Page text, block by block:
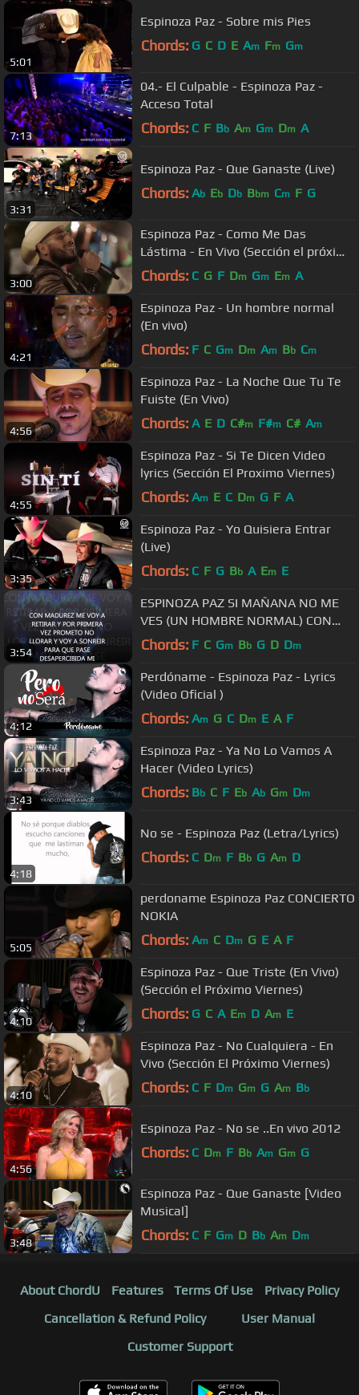
5:01
Espinoza Paz - Sobre mis Pies
Chords: G C D E Am Fm Gm
7:13
04.- El Culpable - Espinoza Paz -
Acceso Total
Chords: C F Bb Am Gm Dm A
3:31
Espinoza Paz - Que Ganaste (Live)
Chords: Ab Eb Db Bbm Cm F G
3:00
Espinoza Paz - Como Me Das
Lástima - En Vivo (Sección el próximo
viernes)
Chords: C G F Dm Gm Em A
4:21
Espinoza Paz - Un hombre normal
(En vivo)
Chords: F C Gm Dm Am Bb Cm
4:56
Espinoza Paz - La Noche Que Tu Te
Fuiste (En Vivo)
Chords: A E D C#m F#m C# Am
4:55
Espinoza Paz - Si Te Dicen Video
lyrics (Sección El Proximo Viernes)
Chords: Am E C Dm G F A
3:35
Espinoza Paz - Yo Quisiera Entrar
(Live)
Chords: C F G Bb A Em E
3:54
ESPINOZA PAZ SI MAÑANA NO ME
VES (UN HOMBRE NORMAL) CON
LETRA
Chords: F C Gm Bb G D Dm
4:12
Perdóname - Espinoza Paz - Lyrics
(Video Oficial )
Chords: Am G C Dm E A F
3:43
Espinoza Paz - Ya No Lo Vamos A
Hacer (Video Lyrics)
Chords: Bb C F Eb Ab Gm Dm
4:18
No se - Espinoza Paz (Letra/Lyrics)
Chords: C Dm F Bb G Am D
5:05
perdoname Espinoza Paz CONCIERTO
NOKIA
Chords: Am C Dm G E A F
4:10
Espinoza Paz - Que Triste (En Vivo)
(Sección el Próximo Viernes)
Chords: G C A Em D Am E
4:10
Espinoza Paz - No Cualquiera - En
Vivo (Sección El Próximo Viernes)
Chords: C F Dm Gm G Am Bb
4:56
Espinoza Paz - No se ..En vivo 2012
Chords: C Dm F Bb Am Gm G
3:48
Espinoza Paz - Que Ganaste [Video
Musical]
Chords: C F Gm D Bb Am Dm
About ChordU Features Terms Of Use
Privacy Policy
Cancellation & Refund Policy
User Manual
Customer Support